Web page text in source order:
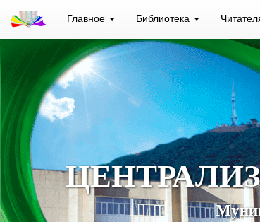
Главное Библиотека